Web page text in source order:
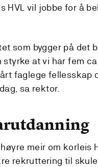
HVL vil jobbe for å
som bygger på det
at vi har fem
faglege fellesskap
sa rektor.
meir om korleis
rekruttering til